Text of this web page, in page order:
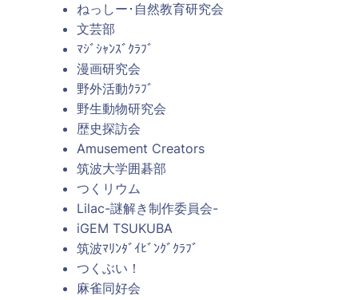
ねっしー･自然教育研究会
文芸部
ﾏｼﾞｼｬﾝｽﾞｸﾗﾌﾞ
漫画研究会
野外活動ｸﾗﾌﾞ
野生動物研究会
歴史探訪会
Amusement Creators
筑波大学囲碁部
つくリウム
Lilac-謎解き制作委員会-
iGEM TSUKUBA
筑波ﾏﾘﾝﾀﾞｲﾋﾞﾝｸﾞｸﾗﾌﾞ
つくぶい！
麻雀同好会